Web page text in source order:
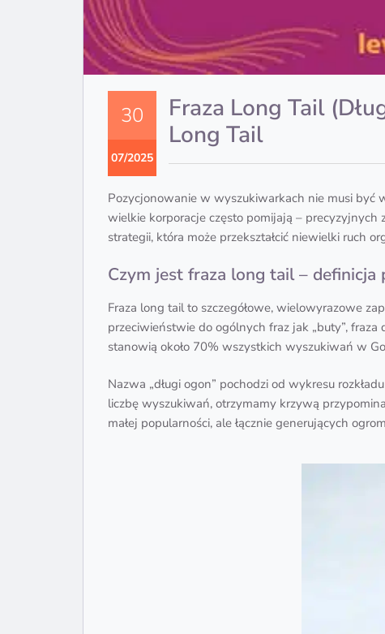
30
07/2025
Fraza Long Tail
Long Tail
Pozycjonowanie w wyszukiwarkach nie musi być
wielkie korporacje często pomijają –
strategii, która może przekształcić niewielki ruch
Czym jest fraza long tail –
Fraza long tail to szczegółowe, wielowyrazowe
przeciwieństwie do ogólnych fraz jak „buty”, fraza
stanowią około 70% wszystkich wyszukiwań w
Nazwa „długi ogon” pochodzi od wykresu
liczbę wyszukiwań, otrzymamy krzywą
małej popularności, ale łącznie generujących